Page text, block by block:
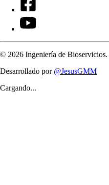
© 2026 Ingeniería de Bioservicios.
Desarrollado por @JesusGMM
Cargando...